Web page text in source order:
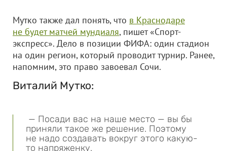
Мутко также дал понять, что в Краснодаре
не будет матчей мундиаля, пишет «Спорт-
экспресс». Дело в позиции ФИФА: один стадион
на один регион, который проводит турнир. Ранее,
напомним, это право завоевал Сочи.
Виталий Мутко:
— Посади вас на наше место — вы бы
приняли такое же решение. Поэтому
не надо создавать вокруг этого какую-
то напряженку.